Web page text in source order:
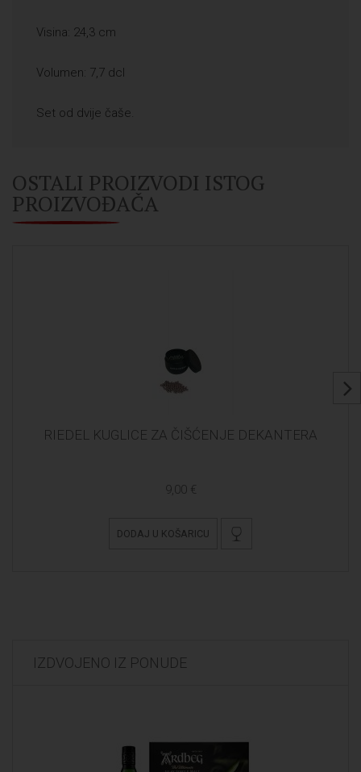
Visina: 24,3 cm
Volumen: 7,7 dcl
Set od dvije čaše.
OSTALI PROIZVODI ISTOG
PROIZVOĐAČA
RIEDEL KUGLICE ZA ČIŠĆENJE DEKANTERA
9,00 €
DODAJ U KOŠARICU
IZDVOJENO IZ PONUDE